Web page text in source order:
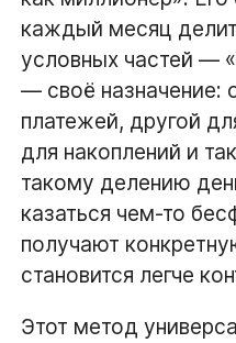
каждый месяц
условных частей —
— своё назначение:
платежей, другой
для накоплений и
такому делению
казаться чем-то
получают
становится легче
Этот метод